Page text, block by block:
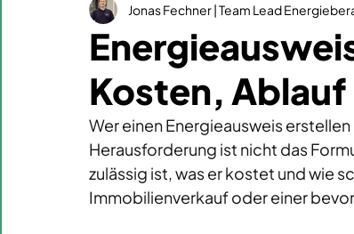
Energieeffizienz News
Kosten,
Jonas Fechner | Team Lead
Wer einen Energieausweis
Herausforderung ist nicht das
zulässig ist, was er kostet und wie
Immobilienverkauf oder einer